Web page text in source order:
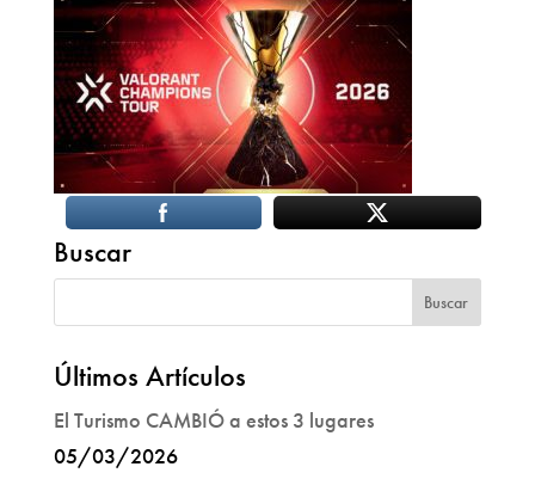
Buscar
Últimos Artículos
El Turismo CAMBIÓ a estos 3 lugares
05/03/2026